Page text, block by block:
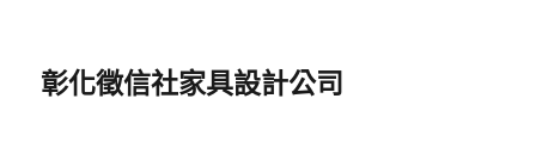
彰化徵信社家具設計公司